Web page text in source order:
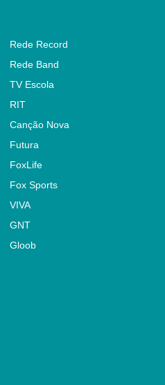
Rede Record
Rede Band
TV Escola
RIT
Canção Nova
Futura
FoxLife
Fox Sports
VIVA
GNT
Gloob